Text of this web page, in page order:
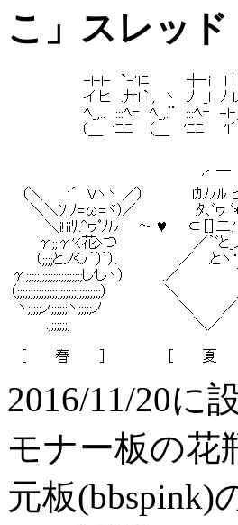
こ」スレッド
2016/11/20に
モナー板の花
元板(bbspink)